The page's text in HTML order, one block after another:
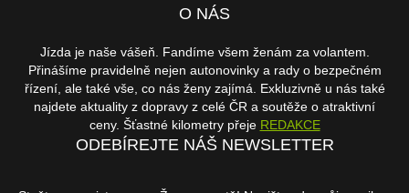
O NÁS
Jízda je naše vášeň. Fandíme všem ženám za volantem.
Přinášíme pravidelně nejen autonovinky a rady o bezpečném
řízení, ale také vše, co nás ženy zajímá. Exkluzivně u nás také
najdete aktuality z dopravy z celé ČR a soutěže o atraktivní
ceny. Šťastné kilometry přeje REDAKCE
ODEBÍREJTE NÁŠ NEWSLETTER